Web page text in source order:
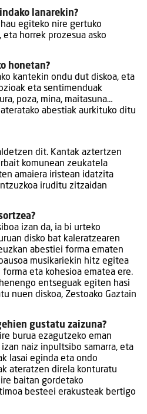
lanarekin?
egiteko nire gertuko
horrek prozesua asko
honetan?
kantekin ondu dut diskoa, eta
eta sentimenduak
poza, mina, maitasuna…
abestiak aurkituko ditu
dit. Kantak aztertzen
komunean zeukatela
amaiera iristean idatzita
iruditu zitzaidan
izan da, ia bi urteko
disko bat kaleratzearen
abestiei forma ematen
musikariekin hitz egitea
eta kohesioa ematea ere.
entseguak egiten hasi
nuen diskoa, Zestoako Gaztain
gustatu zaizuna?
burua ezagutzeko eman
naiz inpultsibo samarra, eta
lasai eginda eta ondo
ateratzen direla konturatu
baitan gordetako
besteei erakusteak bertigo